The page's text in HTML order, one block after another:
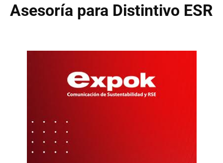
Asesoría para Distintivo ESR